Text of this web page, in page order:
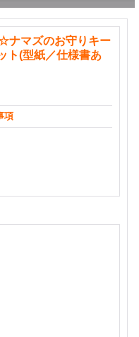
ナマズのお守りキー
ト(型紙／仕様書あ
項